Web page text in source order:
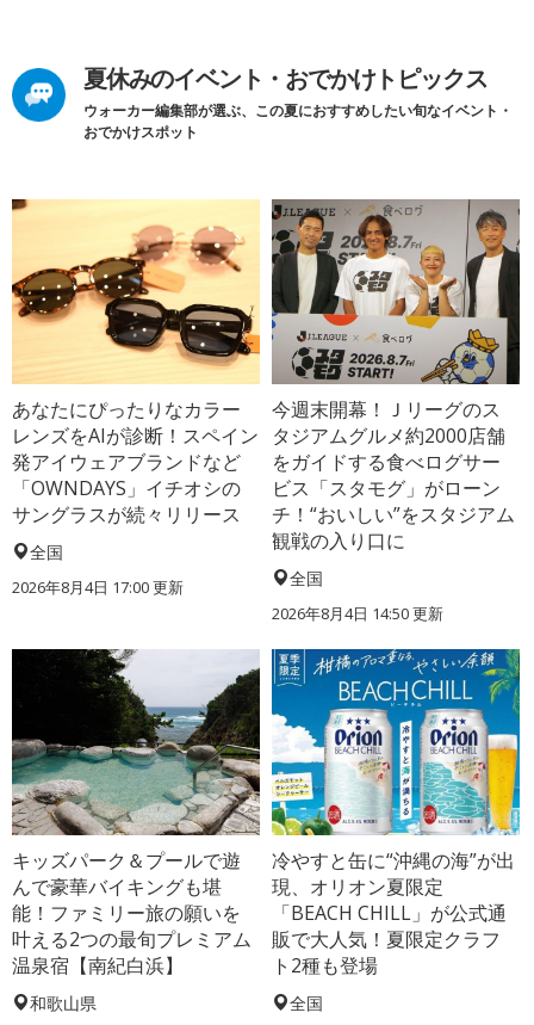
夏休みのイベント・おでかけトピックス
ウォーカー編集部が選ぶ、この夏におすすめしたい旬なイベント・
おでかけスポット
あなたにぴったりなカラー
レンズをAIが診断！スペイン
発アイウェアブランドなど
「OWNDAYS」イチオシの
サングラスが続々リリース
全国
2026年8月4日 17:00更新
今週末開幕！Ｊリーグのス
タジアムグルメ約2000店舗
をガイドする食べログサー
ビス「スタモグ」がローン
チ！“おいしい”をスタジアム
観戦の入り口に
全国
2026年8月4日 14:50更新
キッズパーク＆プールで遊
んで豪華バイキングも堪
能！ファミリー旅の願いを
叶える2つの最旬プレミアム
温泉宿【南紀白浜】
和歌山県
冷やすと缶に“沖縄の海”が出
現、オリオン夏限定
「BEACH CHILL」が公式通
販で大人気！夏限定クラフ
ト2種も登場
全国